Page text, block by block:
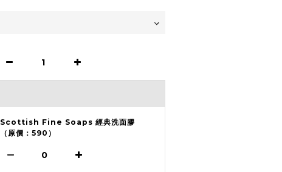
Scottish Fine Soaps 經典洗面膠
（原價：590）